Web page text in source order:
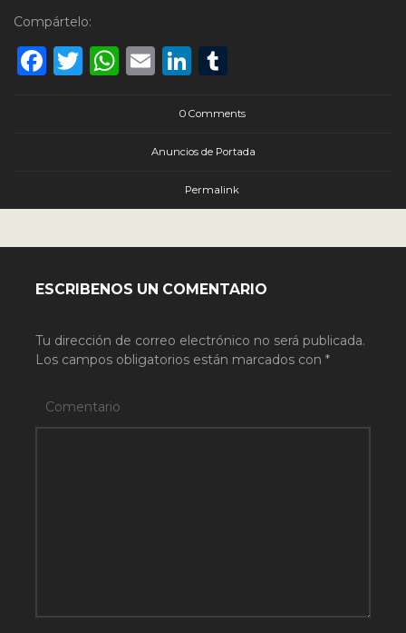
Compártelo:
Facebook
Twitter
WhatsApp
EmailLinkedIn
0 Comments
Anuncios de Portada
Permalink
ESCRIBENOS UN COMENTARIO
Tu dirección de correo electrónico no será publicada.
Los campos obligatorios están marcados con *
Comentario